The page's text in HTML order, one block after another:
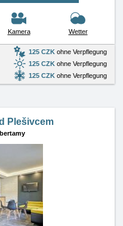
Kamera Wetter
125 CZK ohne Verpflegung
125 CZK ohne Verpflegung
125 CZK ohne Verpflegung
Plešivcem